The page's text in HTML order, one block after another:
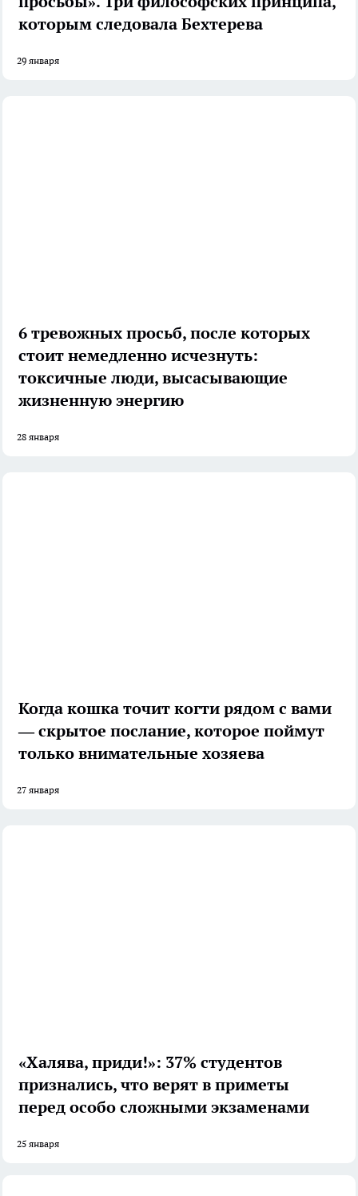
которым следовала Бехтерева
29 января
6 тревожных просьб, после которых
стоит немедленно исчезнуть:
токсичные люди, высасывающие
жизненную энергию
28 января
Когда кошка точит когти рядом с вами
— скрытое послание, которое поймут
только внимательные хозяева
27 января
«Халява, приди!»: 37% студентов
признались, что верят в приметы
перед особо сложными экзаменами
25 января